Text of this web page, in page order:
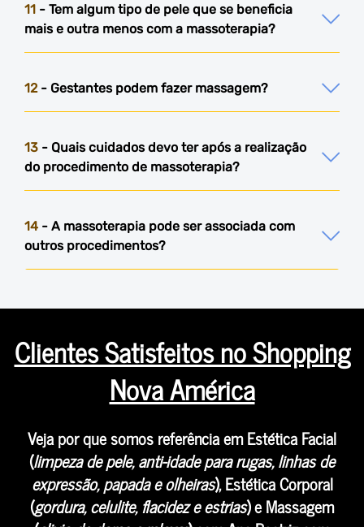
11 - Tem algum tipo de pele que se beneficia
mais e outra menos com a massoterapia?
12- Gestantes podem fazer massagem?
13 - Quais cuidados devo ter após a realização
do procedimento de massoterapia?
14 - A massoterapia pode ser associada com
outros procedimentos?
Clientes Satisfeitos no Shopping
Nova América
Veja por que somos referência em Estética Facial
(limpeza de pele, anti-idade para rugas, linhas de
expressão, papada e olheiras), Estética Corporal
(gordura, celulite, flacidez e estrias) e Massagem